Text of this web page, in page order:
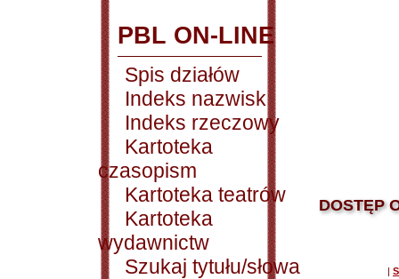
PBL ON-LINE
Spis działów
Indeks nazwisk
Indeks rzeczowy
Kartoteka
czasopism
Kartoteka teatrów
Kartoteka
wydawnictw
Szukaj tytułu/słowa
DOSTĘP
|